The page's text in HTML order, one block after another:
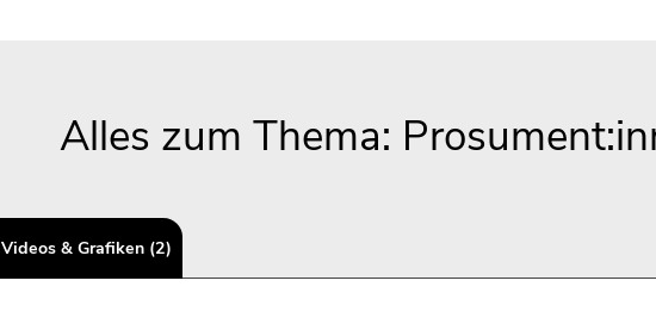
Alles zum Thema:
Videos & Grafiken (2)